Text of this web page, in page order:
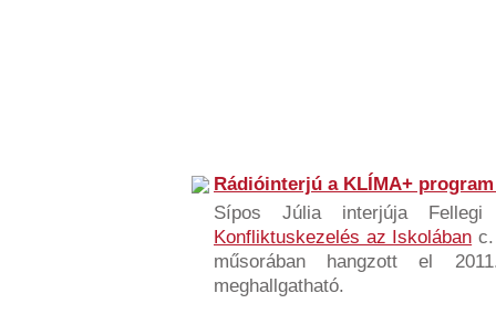
Rádióinterjú a KLÍMA+
Sípos Júlia interjúja
Konfliktuskezelés az Iskolában
műsorában hangzott el
meghallgatható.